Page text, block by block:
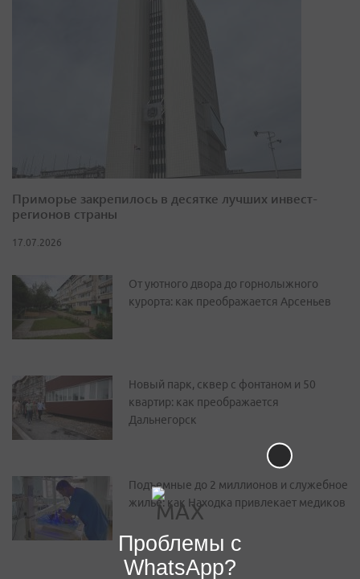
Приморье закрепилось в десятке лучших инвест-
регионов страны
17.07.2026
От уютного двора до горнолыжного
курорта: как преображается Арсеньев
Новый парк, сквер с фонтаном и 50
квартир: как преображается
Дальнегорск
Подъемные до 2 миллионов и служебное
жилье: как Находка привлекает медиков
Проблемы с
WhatsApp?